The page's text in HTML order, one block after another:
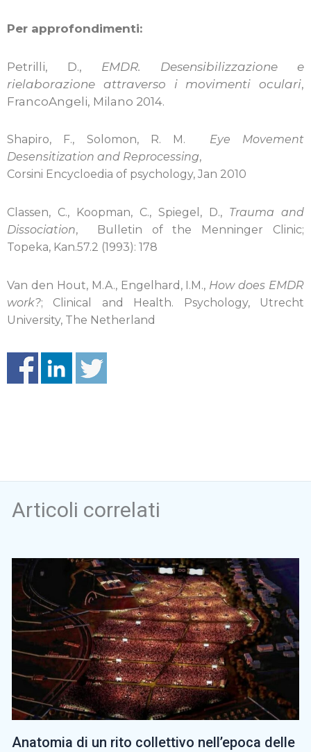
Per approfondimenti:
Petrilli, D., EMDR.
Desensibilizzazione e
rielaborazione attraverso i movimenti oculari,
FrancoAngeli, Milano 2014.
Shapiro, F., Solomon, R. M. Eye Movement
Desensitization and Reprocessing,
Corsini Encycloedia of psychology, Jan 2010
Classen, C., Koopman, C., Spiegel, D., Trauma and
Dissociation, Bulletin of the Menninger Clinic;
Topeka, Kan.57.2 (1993): 178
Van den Hout, M.A., Engelhard, I.M., How does EMDR
work?; Clinical and Health. Psychology, Utrecht
University, The Netherland
Articoli correlati
Anatomia di un rito collettivo nell’epoca delle